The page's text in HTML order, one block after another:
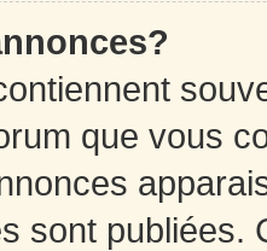
que vous
sont publiées.